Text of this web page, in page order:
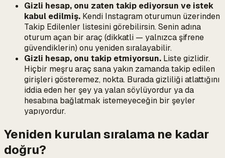
Gizli hesap, onu zaten takip ediyorsun ve istek
kabul edilmiş. Kendi Instagram oturumun üzerinden
Takip Edilenler listesini görebilirsin. Senin adına
oturum açan bir araç (dikkatli — yalnızca şifrene
güvendiklerin) onu yeniden sıralayabilir.
Gizli hesap, onu takip etmiyorsun. Liste gizlidir.
Hiçbir meşru araç sana yakın zamanda takip edilen
girişleri gösteremez, nokta. Burada gizliliği atlattığını
iddia eden her şey ya yalan söylüyordur ya da
hesabına bağlatmak istemeyeceğin bir şeyler
yapıyordur.
Yeniden kurulan sıralama ne kadar
doğru?